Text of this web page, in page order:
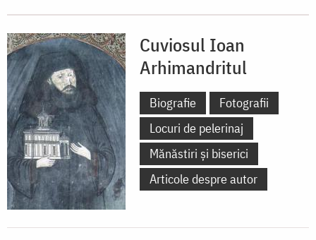
Cuviosul Ioan
Arhimandritul
Biografie
Fotografii
Locuri de pelerinaj
Mănăstiri și biserici
Articole despre autor